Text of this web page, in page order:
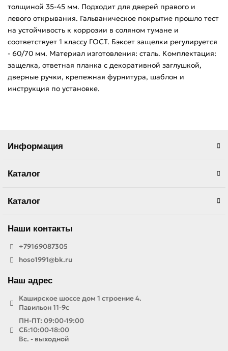
толщиной 35-45 мм. Подходит для дверей правого и
левого открывания. Гальваническое покрытие прошло тест
на устойчивость к коррозии в соляном тумане и
соответствует 1 классу ГОСТ. Бэксет защелки регулируется
- 60/70 мм. Материал изготовления: сталь. Комплектация:
защелка, ответная планка с декоративной заглушкой,
дверные ручки, крепежная фурнитура, шаблон и
инструкция по установке.
Информация
Каталог
Каталог
Наши контакты
+79169087305
hoso1991@bk.ru
Наш адрес
Каширское шоссе дом 1 строение 4.
Павильон 11-9с
ПН-ПТ: 09:00-19:00
СБ:10:00-18:00
Вс. - выходной